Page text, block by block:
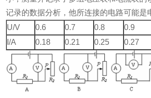
记录的数据分析，他所连接的电路可能是
U/V
0.6 0.7 0.8 0.9
I/A
0.18 0.21 0.25 0.27